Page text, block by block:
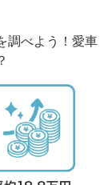
調べよう！愛車